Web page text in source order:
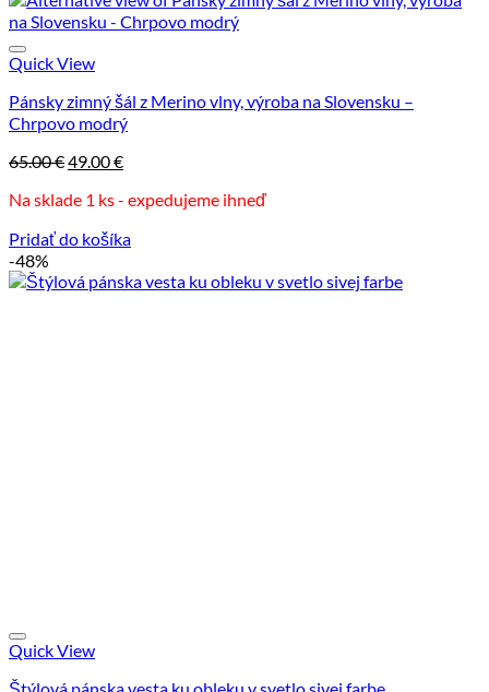
Quick View
Pánsky zimný šál z Merino vlny, výroba na Slovensku –
Chrpovo modrý
65.00€Pôvodná
bola:
49.00€Aktuálna
je:
Na sklade 1 ks - expedujeme ihneď
Pridať do košíka
-48%
Quick View